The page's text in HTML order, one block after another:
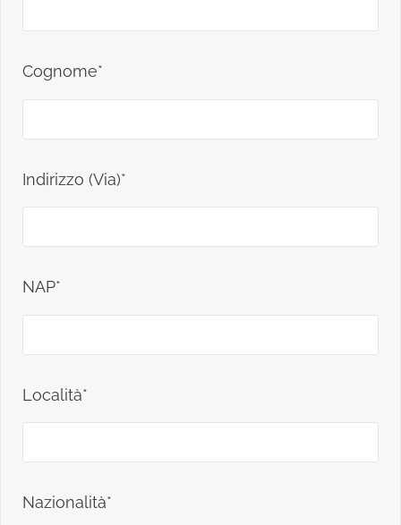
Cognome*
Indirizzo (Via)*
NAP*
Località*
Nazionalità*